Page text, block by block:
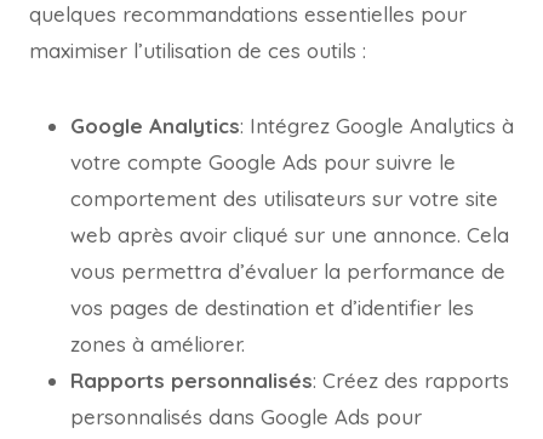
quelques recommandations essentielles pour
maximiser l’utilisation de ces outils :
Google Analytics: Intégrez Google Analytics à
votre compte Google Ads pour suivre le
comportement des utilisateurs sur votre site
web après avoir cliqué sur une annonce. Cela
vous permettra d’évaluer la performance de
vos pages de destination et d’identifier les
zones à améliorer.
Rapports personnalisés: Créez des rapports
personnalisés dans Google Ads pour